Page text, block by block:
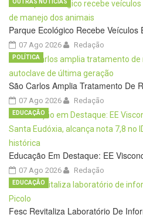
Parque Ecológico Recebe
07 Ago 2026
OUTRAS NOTÍCIAS
Redação
São Carlos Amplia Tratamento De
07 Ago 2026
POLÍTICA
Redação
Educação Em Destaque: EE
07 Ago 2026
EDUCAÇÃO
Redação
Fesc Revitaliza Laboratório De
EDUCAÇÃO